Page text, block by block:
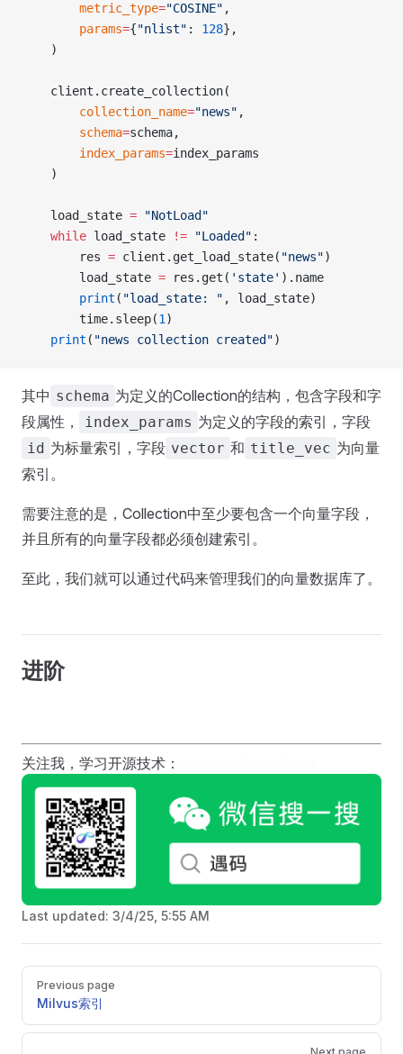
        metric_type
="COSINE" ,
        params
={"nlist" : 128},
    )
    client.create_collection(
        collection_name
="news" ,
        schema
=schema,
        index_params
=index_params
    )
    load_state
= "NotLoad"
    while
load_state != "Loaded" :
        res
= client.get_load_state( "news")
        load_state
= res.get( 'state' ).name
        print
( "load_state: " , load_state)
        time.sleep(
1 )
    print
( "news collection created")
其中 schema 为定义的Collection的结构，包含字段和字
段属性，
index_params 为定义的字段的索引，字段
id 为标量索引，字段 vector 和 title_vec 为向量
索引。
需要注意的是，Collection中至少要包含一个向量字段，
并且所有的向量字段都必须创建索引。
至此，我们就可以通过代码来管理我们的向量数据库了。
进阶
关注我，学习开源技术：
Last updated: 3/4/25, 5:55 AM
PagerPrevious page
Milvus索引